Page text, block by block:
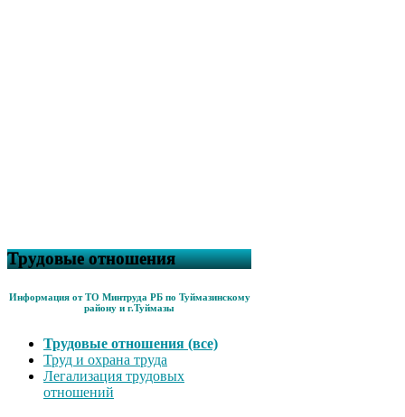
Трудовые отношения
Информация от ТО Минтруда РБ по Туймазинскому
району и г.Туймазы
Трудовые отношения (все)
Труд и охрана труда
Легализация трудовых
отношений